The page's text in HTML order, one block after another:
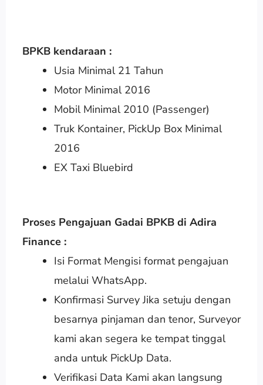
BPKB kendaraan :
Usia Minimal 21 Tahun
Motor Minimal 2016
Mobil Minimal 2010 (Passenger)
Truk Kontainer, PickUp Box Minimal
2016
EX Taxi Bluebird
Proses Pengajuan Gadai BPKB di Adira
Finance :
Isi Format Mengisi format pengajuan
melalui WhatsApp.
Konfirmasi Survey Jika setuju dengan
besarnya pinjaman dan tenor, Surveyor
kami akan segera ke tempat tinggal
anda untuk PickUp Data.
Verifikasi Data Kami akan langsung